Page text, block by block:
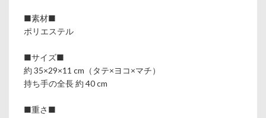
■素材■
ポリエステル
■サイズ■
約 35×29×11 cm（タテ×ヨコ×マチ）
持ち手の全長 約 40 cm
■重さ■